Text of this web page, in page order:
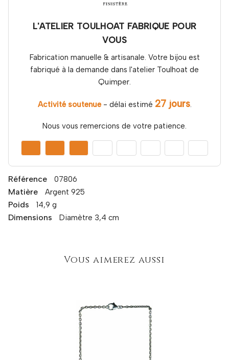
L'ATELIER TOULHOAT FABRIQUE POUR
VOUS
Fabrication manuelle & artisanale. Votre bijou est
fabriqué à la demande dans l'atelier Toulhoat de
Quimper.
Activité soutenue- délai estimé 27 jours.
Nous vous remercions de votre patience.
Référence 07806
Matière Argent 925
Poids 14,9 g
Dimensions Diamètre 3,4 cm
Vous aimerez aussi